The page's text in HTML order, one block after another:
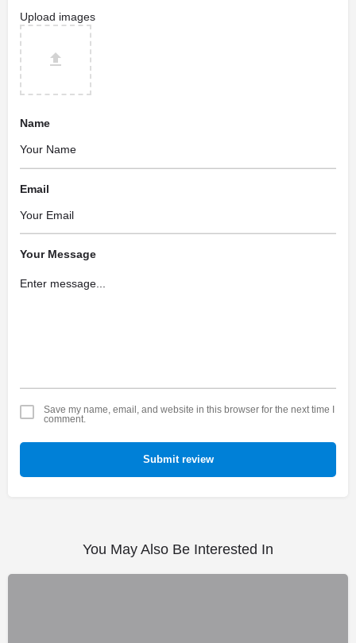
Upload images
Name
Email
Your Message
Save my name, email, and website in this browser for the next time I
comment.
Submit review
You May Also Be Interested In